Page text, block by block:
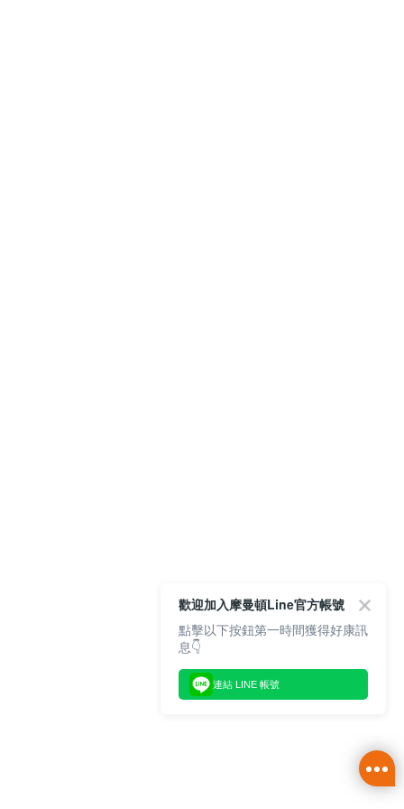
歡迎加入摩曼頓Line官方帳號
點擊以下按鈕第一時間獲得好康訊
息👇
連結 LINE 帳號